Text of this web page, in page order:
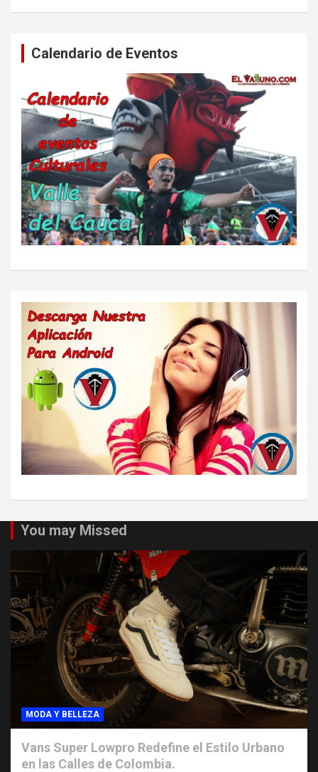
Calendario de Eventos
You may Missed
MODA Y BELLEZA
Vans Super Lowpro Redefine el Estilo Urbano
en las Calles de Colombia.